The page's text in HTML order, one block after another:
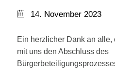
14. November 2023
Ein herzlicher Dank an
mit uns den Abschluss des